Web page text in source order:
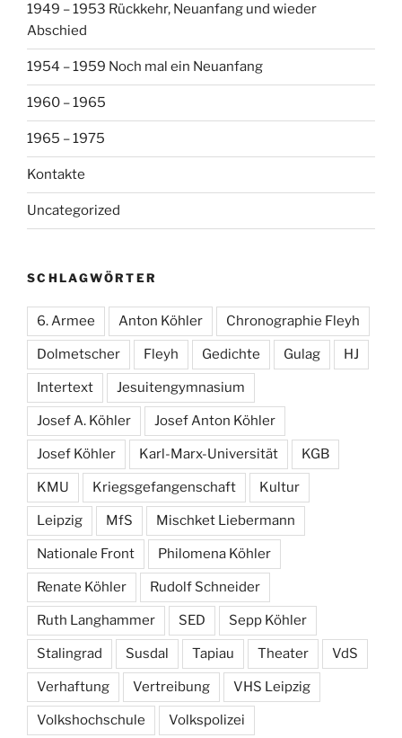
1949 – 1953 Rückkehr, Neuanfang und wieder
Abschied
1954 – 1959 Noch mal ein Neuanfang
1960 – 1965
1965 – 1975
Kontakte
Uncategorized
SCHLAGWÖRTER
6. Armee Anton Köhler Chronographie Fleyh
Dolmetscher Fleyh Gedichte Gulag HJ
Intertext Jesuitengymnasium
Josef A. Köhler Josef Anton Köhler
Josef Köhler Karl-Marx-Universität KGB
KMU Kriegsgefangenschaft Kultur
Leipzig MfS Mischket Liebermann
Nationale Front Philomena Köhler
Renate Köhler Rudolf Schneider
Ruth Langhammer SED Sepp Köhler
Stalingrad Susdal Tapiau Theater VdS
Verhaftung Vertreibung VHS Leipzig
Volkshochschule Volkspolizei